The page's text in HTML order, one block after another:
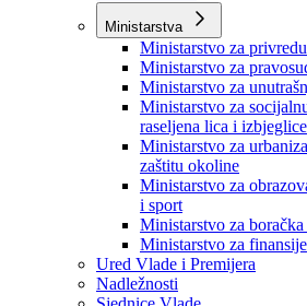
Vlada BPK Goražde
Premijer
Članovi Vlade
Ministarstva
Ministarstvo za privredu
Ministarstvo za
Ministarstvo za
Ministarstvo za
raseljena lica i izbjeglice
Ministarstvo za
zaštitu okoline
Ministarstvo za
i sport
Ministarstvo za boračka